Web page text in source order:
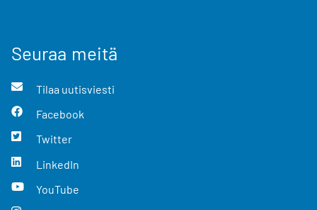
Seuraa meitä
Tilaa uutisviesti
Facebook
Twitter
LinkedIn
YouTube